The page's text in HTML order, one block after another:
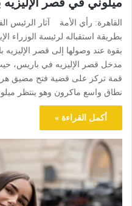
القاهرة: رأي الأمة آثار الرئيس
بطريقة استقباله لرئيسة الوزراء
بقوة عند وصولها إلى قصر
مدخل قصر الإليزيه في باريس،
قمة تركز على قضية فتح مضيق
نطاق واسع ماكرون وهو ينتظر
أكمل القراءة »